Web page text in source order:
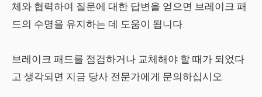
체와 협력하여 질문에 대한 답변을 얻으면 브레이크 패
드의 수명을 유지하는 데 도움이 됩니다.
브레이크 패드를 점검하거나 교체해야 할 때가 되었다
고 생각되면 지금 당사 전문가에게 문의하십시오.